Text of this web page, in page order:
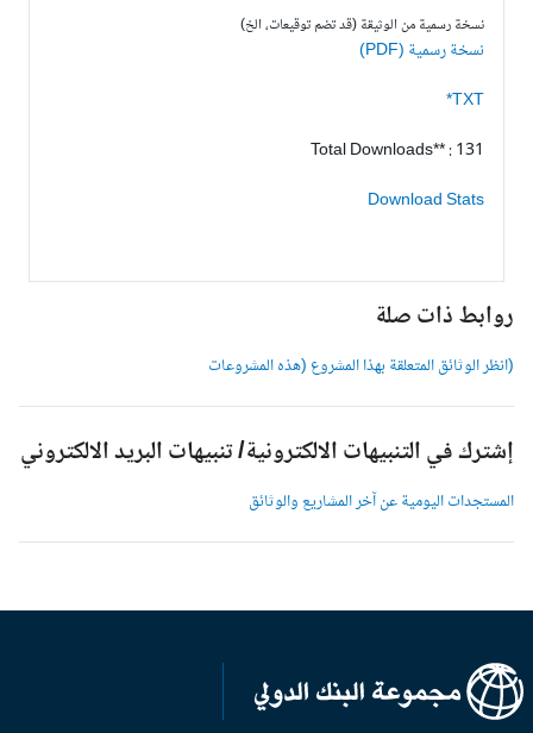
نسخة رسمية من الوثيقة (قد تضم توقيعات، الخ)
نسخة رسمية (PDF)
TXT*
Total Downloads** : 131
Download Stats
روابط ذات صلة
(انظر الوثائق المتعلقة بهذا المشروع (هذه المشروعات
إشترك في التنبيهات الالكترونية/ تنبيهات البريد الالكتروني
المستجدات اليومية عن آخر المشاريع والوثائق